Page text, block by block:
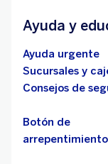
Ayuda y
Ayuda urgente
Sucursales y
Consejos de
Botón de
arrepentimiento